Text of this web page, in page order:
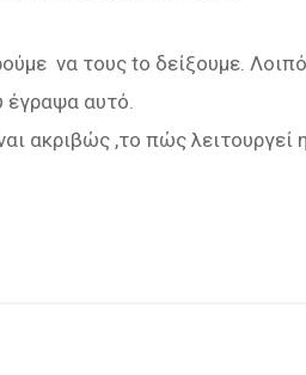
να τους to δείξουμε.
έγραψα αυτό.
ακριβώς ,το πώς λειτουργεί